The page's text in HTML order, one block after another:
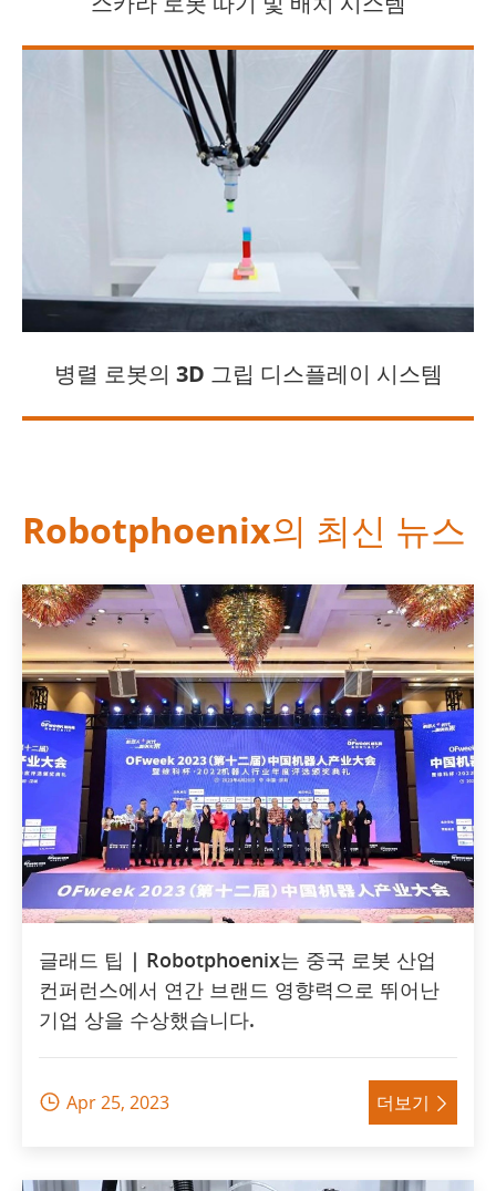
병렬 로봇의 3D 그립 디스플레이 시스템
Robotphoenix의 최신 뉴스
글래드 팁 | Robotphoenix는 중국 로봇 산업
컨퍼런스에서 연간 브랜드 영향력으로 뛰어난
기업 상을 수상했습니다.
 Apr 25, 2023 더보기 